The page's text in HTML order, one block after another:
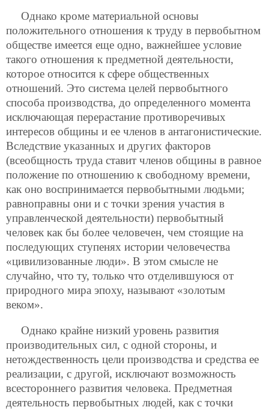
Однако кроме материальной основы
положительного отношения к труду в первобытном
обществе имеется еще одно, важнейшее условие
такого отношения к предметной деятельности,
которое относится к сфере общественных
отношений. Это система целей первобытного
способа производства, до определенного момента
исключающая перерастание противоречивых
интересов общины и ее членов в антагонистические.
Вследствие указанных и других факторов
(всеобщность труда ставит членов общины в равное
положение по отношению к свободному времени,
как оно воспринимается первобытными людьми;
равноправны они и с точки зрения участия в
управленческой деятельности) первобытный
человек как бы более человечен, чем стоящие на
последующих ступенях истории человечества
«цивилизованные люди». В этом смысле не
случайно, что ту, только что отделившуюся от
природного мира эпоху, называют «золотым
веком».
Однако крайне низкий уровень развития
производительных сил, c одной стороны, и
нетождественность цели производства и средства ее
реализации, с другой, исключают возможность
всестороннего развития человека. Предметная
деятельность первобытных людей, как с точки